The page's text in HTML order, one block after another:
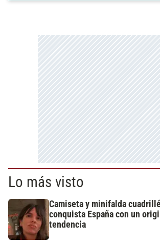
Lo más visto
Camiseta y minifalda
conquista España con un
tendencia